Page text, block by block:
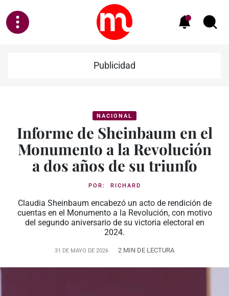
Publicidad
NACIONAL
Informe de Sheinbaum en el
Monumento a la Revolución
a dos años de su triunfo
POR: RICHARD
Claudia Sheinbaum encabezó un acto de rendición de
cuentas en el Monumento a la Revolución, con motivo
del segundo aniversario de su victoria electoral en
2024.
31 DE MAYO DE 2026 2 MIN DE LECTURA